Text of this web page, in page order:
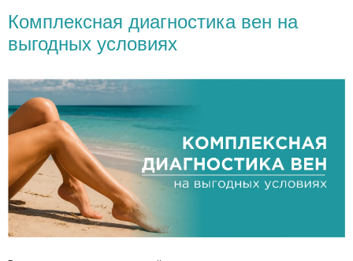
Комплексная диагностика вен на
выгодных условиях